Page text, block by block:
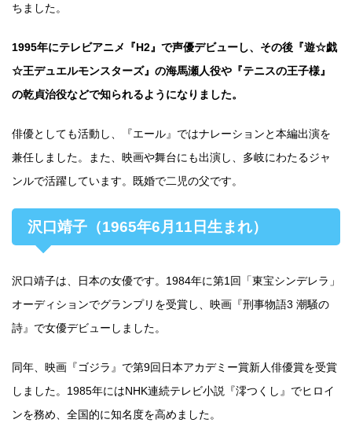
ちました。
1995年にテレビアニメ『H2』で声優デビューし、その後『遊☆戯
☆王デュエルモンスターズ』の海馬瀬人役や『テニスの王子様』
の乾貞治役などで知られるようになりました。
俳優としても活動し、『エール』ではナレーションと本編出演を
兼任しました。また、映画や舞台にも出演し、多岐にわたるジャ
ンルで活躍しています。既婚で二児の父です。
沢口靖子（1965年6月11日生まれ）
沢口靖子は、日本の女優です。1984年に第1回「東宝シンデレラ」
オーディションでグランプリを受賞し、映画『刑事物語3 潮騒の
詩』で女優デビューしました。
同年、映画『ゴジラ』で第9回日本アカデミー賞新人俳優賞を受賞
しました。1985年にはNHK連続テレビ小説『澪つくし』でヒロイ
ンを務め、全国的に知名度を高めました。